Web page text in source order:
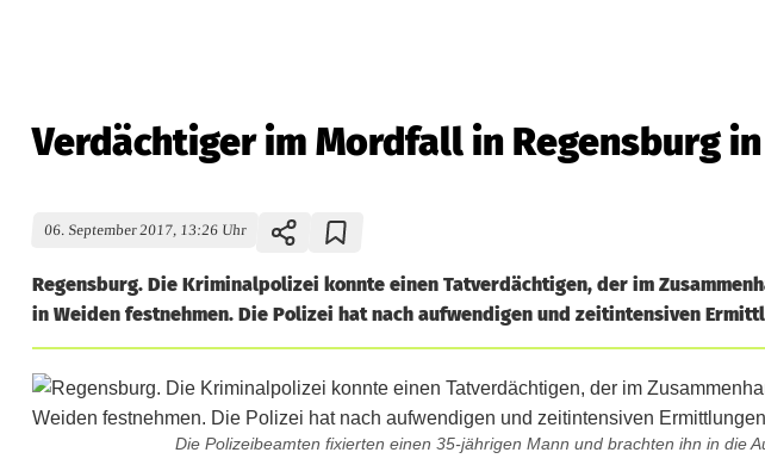
Verdächtiger im Mordfall in Regensburg
06. September 2017, 13:26 Uhr
Regensburg. Die Kriminalpolizei konnte einen Tatverdächtigen, der im
in Weiden festnehmen. Die Polizei hat nach aufwendigen und zeitintensiven
Die Polizeibeamten fixierten einen 35-jährigen Mann und brachten ihn in die